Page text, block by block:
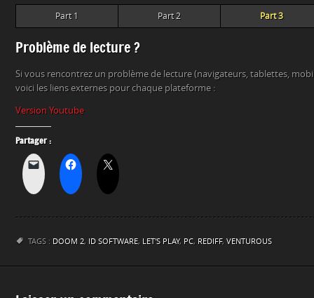
Part 1 Part 2 Part 3
Problème de lecture ?
Si vous rencontrez un problème de lecture (navigateurs, tablettes,
voici les liens externes pour chaque plateforme :
Version Youtube
Partager :
TAGS : DOOM 2, ID SOFTWARE, LET'S PLAY, PC, REDIFF, VENTUROUS